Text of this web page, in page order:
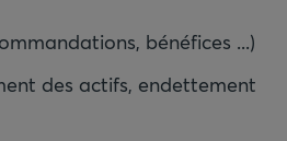
bénéfices ...)
des actifs, endettement